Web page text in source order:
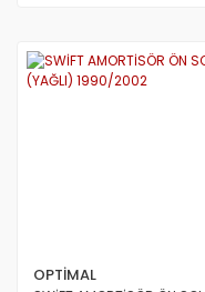
OPTİMAL